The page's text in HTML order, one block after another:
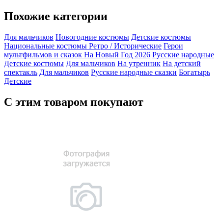
Похожие категории
Для мальчиков Новогодние костюмы Детские костюмы
Национальные костюмы Ретро / Исторические Герои
мультфильмов и сказок На Новый Год 2026 Русские народные
Детские костюмы Для мальчиков На утренник На детский
спектакль Для мальчиков Русские народные сказки Богатырь
Детские
С этим товаром покупают